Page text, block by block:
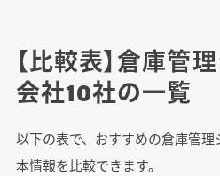
【比較表】倉庫管
会社10社の一覧
以下の表で、おすすめの倉庫管
本情報を比較できます。